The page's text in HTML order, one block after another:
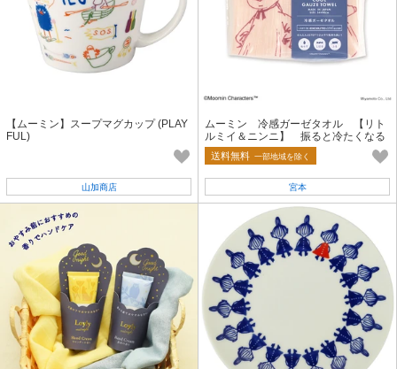
【ムーミン】スープマグカップ (PLAY
FUL)
山加商店
ムーミン 冷感ガーゼタオル 【リト
ルミイ＆ニンニ】 振ると冷たくなる
タオル 約34×90cm
送料無料 一部地域を除く
宮本